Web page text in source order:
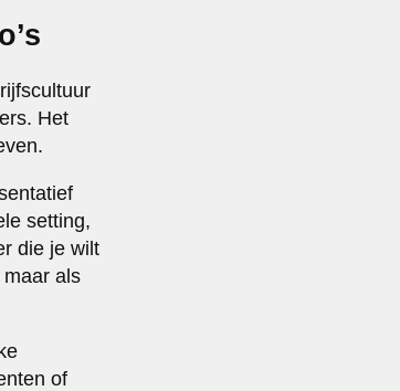
Het
setting,
die je wilt
als
of